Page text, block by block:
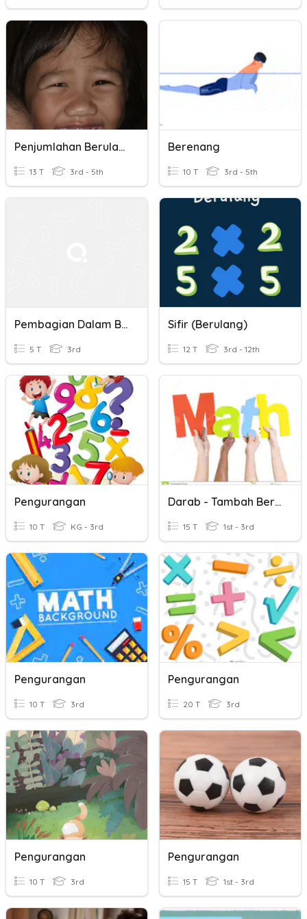
Penjumlahan Berulang
13 T 3rd - 5th
Berenang
10 T 3rd - 5th
Pembagian Dalam Bentuk Pengurangan Berulang
5 T 3rd
Sifir (Berulang)
12 T 3rd - 12th
Pengurangan
10 T KG - 3rd
Darab - Tambah Berulang
15 T 1st - 3rd
Pengurangan
10 T 3rd
Pengurangan
20 T 3rd
Pengurangan
10 T 3rd
Pengurangan
15 T 1st - 3rd